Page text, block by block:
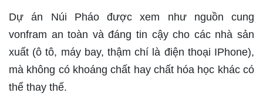
Dự án Núi Pháo được xem như nguồn cung
vonfram an toàn và đáng tin cậy cho các nhà sản
xuất (ô tô, máy bay, thậm chí là điện thoại IPhone),
mà không có khoáng chất hay chất hóa học khác có
thể thay thế.